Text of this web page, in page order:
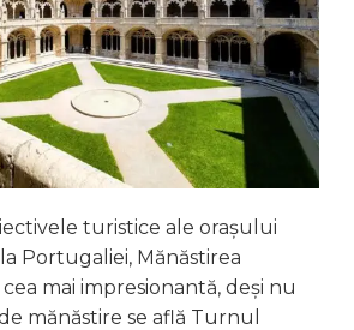
turistice ale orașului
Portugaliei, Mănăstirea
mai impresionantă, deși nu
mănăstire se află Turnul